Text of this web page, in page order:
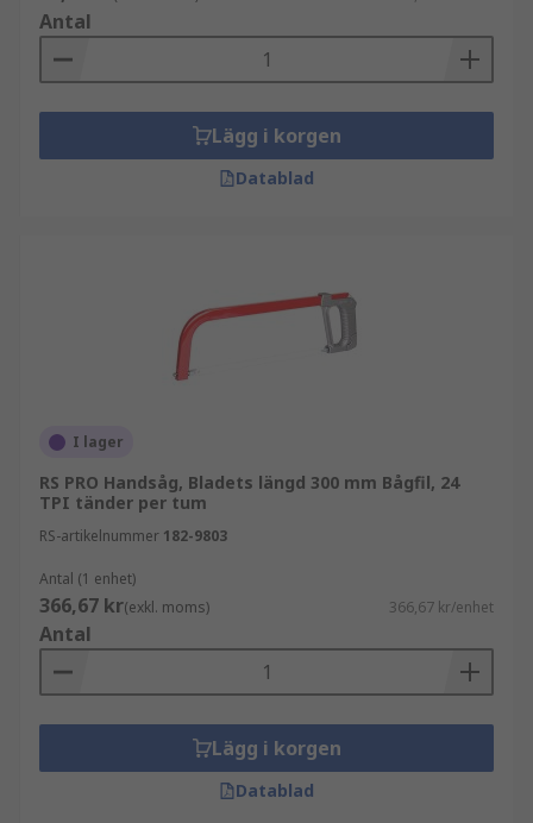
Antal
Lägg i korgen
Datablad
I lager
RS PRO Handsåg, Bladets längd 300 mm Bågfil, 24
TPI tänder per tum
RS-artikelnummer 182-9803
Antal (1 enhet)
366,67 kr(exkl. moms) 366,67 kr/enhet
Antal
Lägg i korgen
Datablad